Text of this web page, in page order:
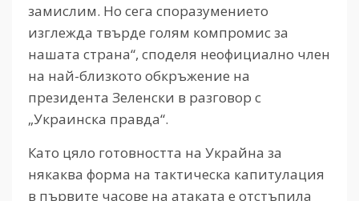
замислим. Но сега споразумението
изглежда твърде голям компромис за
нашата страна“, споделя неофициално член
на най-близкото обкръжение на
президента Зеленски в разговор с
„Украинска правда“.
Като цяло готовността на Украйна за
някаква форма на тактическа капитулация
в първите часове на атаката е отстъпила